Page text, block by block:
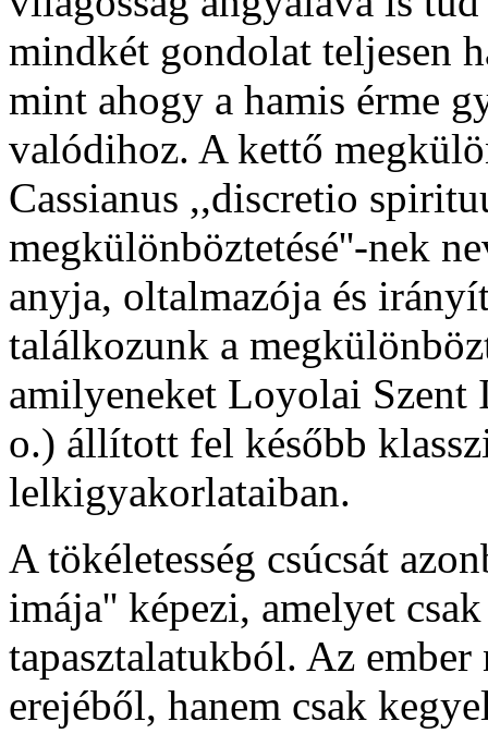
mindkét gondolat teljesen
mint ahogy a hamis érme
valódihoz. A kettő
Cassianus ,,discretio
megkülönböztetésé''-nek
anyja, oltalmazója és
találkozunk a
amilyeneket Loyolai Szent
o.) állított fel később
lelkigyakorlataiban.
A tökéletesség csúcsát
imája'' képezi, amelyet
tapasztalatukból. Az
erejéből, hanem csak